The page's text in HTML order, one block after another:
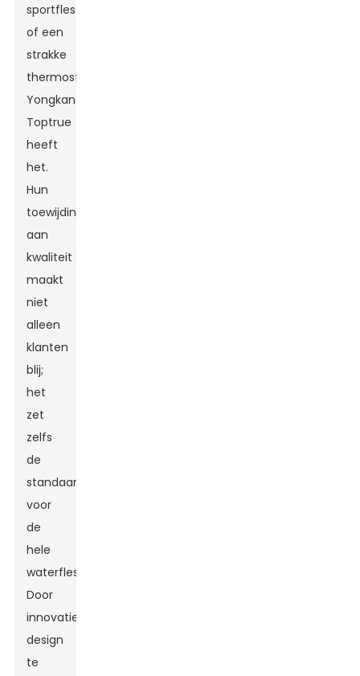
sportfles
of een
strakke
thermosfles,
Yongkang
Toptrue
heeft
het.
Hun
toewijding
aan
kwaliteit
maakt
niet
alleen
klanten
blij;
het
zet
zelfs
de
standaard
voor
de
hele
waterflessenmarkt.
Door
innovatief
design
te